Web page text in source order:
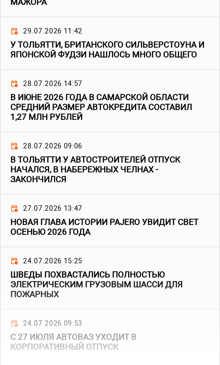
МАЖОРА
29.07.2026 11:42
У ТОЛЬЯТТИ, БРИТАНСКОГО СИЛЬВЕРСТОУНА И
ЯПОНСКОЙ ФУДЗИ НАШЛОСЬ МНОГО ОБЩЕГО
28.07.2026 14:57
В ИЮНЕ 2026 ГОДА В САМАРСКОЙ ОБЛАСТИ
СРЕДНИЙ РАЗМЕР АВТОКРЕДИТА СОСТАВИЛ
1,27 МЛН РУБЛЕЙ
28.07.2026 09:06
В ТОЛЬЯТТИ У АВТОСТРОИТЕЛЕЙ ОТПУСК
НАЧАЛСЯ, В НАБЕРЕЖНЫХ ЧЕЛНАХ -
ЗАКОНЧИЛСЯ
27.07.2026 13:47
НОВАЯ ГЛАВА ИСТОРИИ PAJERO УВИДИТ СВЕТ
ОСЕНЬЮ 2026 ГОДА
24.07.2026 15:25
ШВЕДЫ ПОХВАСТАЛИСЬ ПОЛНОСТЬЮ
ЭЛЕКТРИЧЕСКИМ ГРУЗОВЫМ ШАССИ ДЛЯ
ПОЖАРНЫХ
24.07.2026 09:53
С 27 ИЮЛЯ АВТОВАЗ УХОДИТ В
КОРПОРАТИВНЫЙ ОТПУСК